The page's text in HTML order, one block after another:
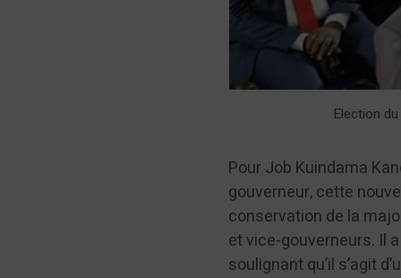
Election
Pour Job Kuindama
gouverneur, cette
conservation de la
et vice-gouverneurs. Il
soulignant qu’il s’agit